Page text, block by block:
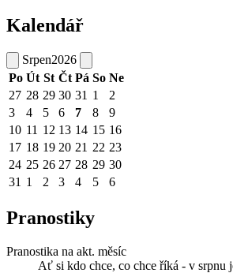
Kalendář
Srpen2026
Po Út St Čt Pá So Ne
27 28 29 30 31 1
2
3
4 5 6 7 8
9
10 11 12 13 14 15 16
17 18 19 20 21 22 23
24 25 26 27 28 29 30
31 1 2 3 4 5 6
Pranostiky
Pranostika na akt. měsíc
Ať si kdo chce, co chce říká - v srpnu